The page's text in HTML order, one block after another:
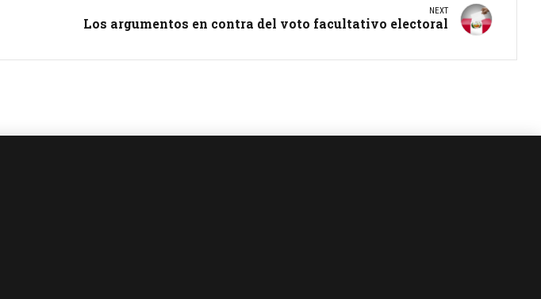
NEXT
Los argumentos en contra del voto facultativo electoral